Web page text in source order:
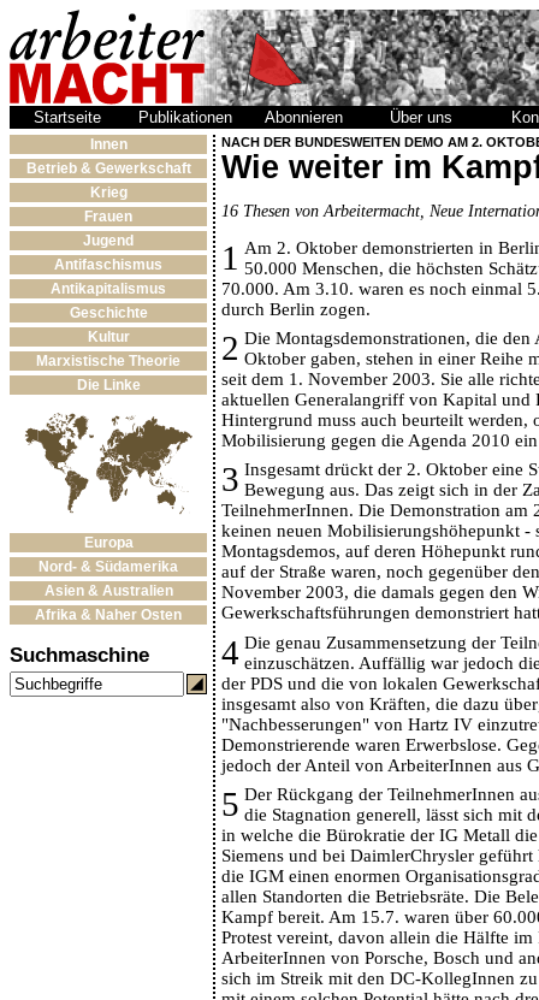
Startseite Publikationen Abonnieren Über uns
Innen
Betrieb & Gewerkschaft
Krieg
Frauen
Jugend
Antifaschismus
Antikapitalismus
Geschichte
Kultur
Marxistische Theorie
Die Linke
Europa
Nord- & Südamerika
Asien & Australien
Afrika & Naher Osten
Suchmaschine
NACH DER BUNDESWEITEN DEMO AM 2.
Wie weiter im
16 Thesen von Arbeitermacht, Neue
1
Am 2. Oktober demonstrierten in
50.000 Menschen, die höchsten
70.000. Am 3.10. waren es noch einmal
durch Berlin zogen.
2 Die Montagsdemonstrationen, die den
Oktober gaben, stehen in einer Reihe
seit dem 1. November 2003. Sie alle
aktuellen Generalangriff von Kapital und
Hintergrund muss auch beurteilt werden,
Mobilisierung gegen die Agenda 2010
3 Insgesamt drückt der 2. Oktober eine
Bewegung aus. Das zeigt sich in der
TeilnehmerInnen. Die Demonstration am
keinen neuen Mobilisierungshöhepunkt -
Montagsdemos, auf deren Höhepunkt
auf der Straße waren, noch gegenüber
November 2003, die damals gegen den
Gewerkschaftsführungen demonstriert
4 Die genau Zusammensetzung der
einzuschätzen. Auffällig war jedoch
der PDS und die von lokalen
insgesamt also von Kräften, die dazu
"Nachbesserungen" von Hartz IV
Demonstrierende waren Erwerbslose.
jedoch der Anteil von ArbeiterInnen aus
5 Der Rückgang der TeilnehmerInnen
die Stagnation generell, lässt sich mit
in welche die Bürokratie der IG Metall
Siemens und bei DaimlerChrysler
die IGM einen enormen
allen Standorten die Betriebsräte. Die
Kampf bereit. Am 15.7. waren über
Protest vereint, davon allein die Hälfte im
ArbeiterInnen von Porsche, Bosch und
sich im Streik mit den DC-KollegInnen